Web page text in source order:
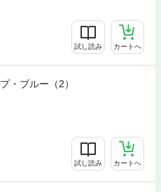
試し読み カートへ
・ブルー（2）
試し読み カートへ